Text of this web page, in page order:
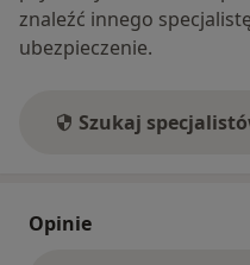
znaleźć innego
ubezpieczenie.
Szukaj
Opinie